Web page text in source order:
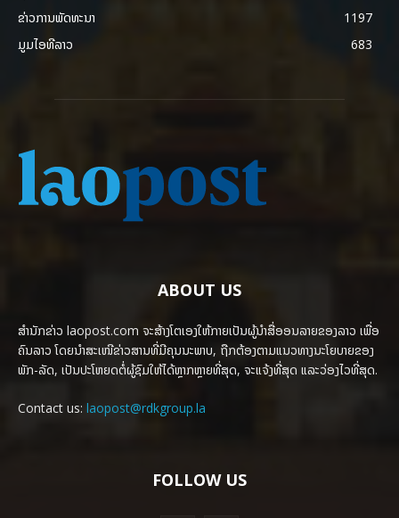
ຂ່າວການພັດທະນາ
1197
ມູມໄອທີລາວ
683
ABOUT US
ສຳນັກຂ່າວ laopost.com ຈະສ້າງໂຕເອງໃຫ້ກາຍເປັນຜູ້ນຳສື່ອອນລາຍຂອງລາວ ເພື່ອ
ຄົນລາວ ໂດຍນຳສະເໜີຂ່າວສານທີ່ມີຄຸນນະພາບ, ຖືກຕ້ອງຕາມແນວທາງນະໂຍບາຍຂອງ
ພັກ-ລັດ, ເປັນປະໂຫຍດຕໍ່ຜູ້ຊົມໃຫ້ໄດ້ຫຼາກຫຼາຍທີ່ສຸດ, ຈະແຈ້ງທີ່ສຸດ ແລະວ່ອງໄວທີ່ສຸດ.
Contact us: laopost@rdkgroup.la
FOLLOW US